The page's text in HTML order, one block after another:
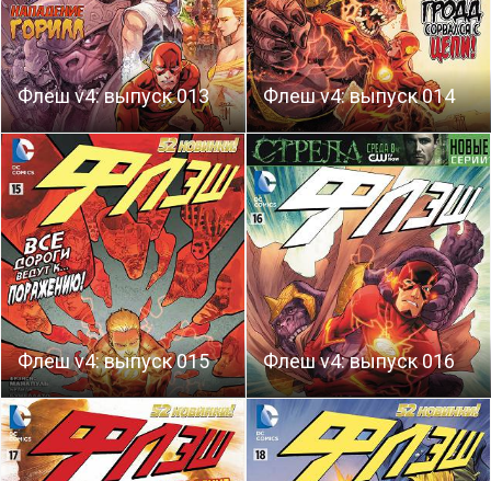
Флеш v4: выпуск 013 Флеш v4: выпуск 014
Флеш v4: выпуск 015 Флеш v4: выпуск 016